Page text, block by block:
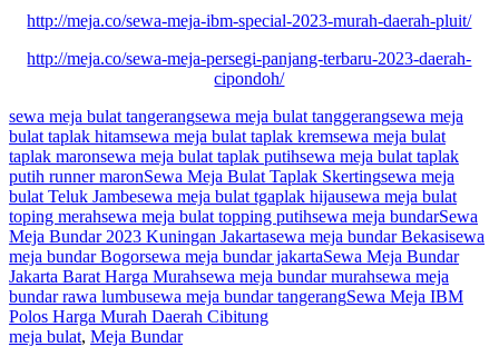
http://meja.co/sewa-meja-ibm-special-2023-murah-daerah-pluit/
http://meja.co/sewa-meja-persegi-panjang-terbaru-2023-daerah-
cipondoh/
sewa meja bulat tangerangsewa meja bulat tanggerangsewa meja
bulat taplak hitamsewa meja bulat taplak kremsewa meja bulat
taplak maronsewa meja bulat taplak putihsewa meja bulat taplak
putih runner maronSewa Meja Bulat Taplak Skertingsewa meja
bulat Teluk Jambesewa meja bulat tgaplak hijausewa meja bulat
toping merahsewa meja bulat topping putihsewa meja bundarSewa
Meja Bundar 2023 Kuningan Jakartasewa meja bundar Bekasisewa
meja bundar Bogorsewa meja bundar jakartaSewa Meja Bundar
Jakarta Barat Harga Murahsewa meja bundar murahsewa meja
bundar rawa lumbusewa meja bundar tangerangSewa Meja IBM
Polos Harga Murah Daerah Cibitung
meja bulat, Meja Bundar